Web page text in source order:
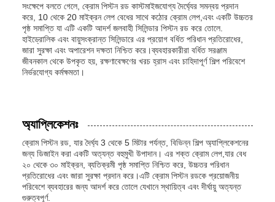
সংক্ষেপে বলতে গেলে, ক্রোম পিস্টন রড কাস্টমাইজযোগ্য দৈর্ঘ্যের সমন্বয় প্রদান
করে, 10 থেকে 20 মাইক্রন লেপ বেধের সাথে কঠোর ক্রোম লেপ,এবং একটি উচ্চতর
পৃষ্ঠ সমাপ্তি যা এটি একটি আদর্শ জলবাহী সিলিন্ডার পিস্টন রড করে তোলে.
হাইড্রোলিক এবং বায়ুসংক্রান্ত সিলিন্ডারে এর প্রয়োগ বর্ধিত পরিধান প্রতিরোধের,
জারা সুরক্ষা এবং অপারেশন দক্ষতা নিশ্চিত করে।ব্যবহারকারীরা বর্ধিত সরঞ্জাম
জীবনকাল থেকে উপকৃত হয়, রক্ষণাবেক্ষণের খরচ হ্রাস এবং চাহিদাপূর্ণ শিল্প পরিবেশে
নির্ভরযোগ্য কর্মক্ষমতা।
অ্যাপ্লিকেশনঃ
ক্রোম পিস্টন রড, যার দৈর্ঘ্য 3 থেকে 5 মিটার পর্যন্ত, বিভিন্ন শিল্প অ্যাপ্লিকেশনের
জন্য ডিজাইন করা একটি অত্যন্ত বহুমুখী উপাদান। এর শক্ত ক্রোম লেপ,যার বেধ
২০ থেকে ৩০ মাইক্রন, ব্যতিক্রমী পৃষ্ঠ সমাপ্তি নিশ্চিত করে, উচ্চতর পরিধান
প্রতিরোধের এবং জারা সুরক্ষা প্রদান করে।এটি ক্রোম পিস্টন রডকে প্রয়োজনীয়
পরিবেশে ব্যবহারের জন্য আদর্শ করে তোলে যেখানে স্থায়িত্ব এবং দীর্ঘায়ু অত্যন্ত
গুরুত্বপূর্ণ.